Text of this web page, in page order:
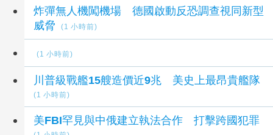
炸彈無人機闖機場 德國啟動反恐調查視同新型
威脅
(1 小時前)
(1 小時前)
川普級戰艦15艘造價近9兆 美史上最昂貴艦隊
(1 小時前)
美FBI罕見與中俄建立執法合作 打擊跨國犯罪